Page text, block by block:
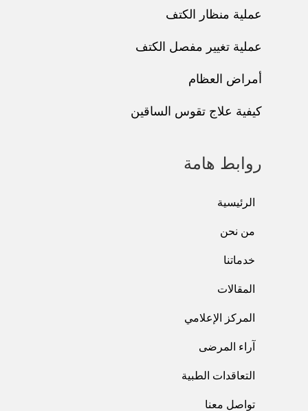
عملية منظار الكتف
عملية تغيير مفصل الكتف
أمراض العظام
كيفية علاج تقوس الساقين
روابط هامة
الرئيسية
من نحن
خدماتنا
المقالات
المركز الإعلامي
آراء المرضى
التعاقدات الطبية
تواصل معنا